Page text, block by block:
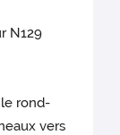
N129
rond-
vers